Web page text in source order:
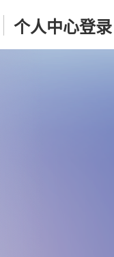
个人中心登录